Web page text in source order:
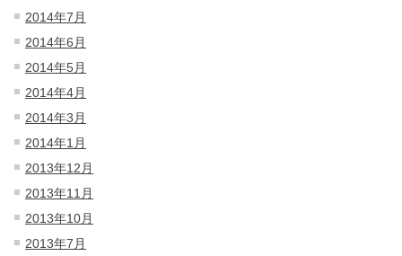
2014年7月
2014年6月
2014年5月
2014年4月
2014年3月
2014年1月
2013年12月
2013年11月
2013年10月
2013年7月